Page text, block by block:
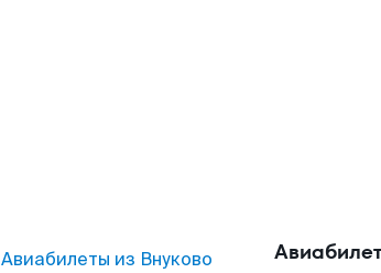
Авиабилеты из Внуково